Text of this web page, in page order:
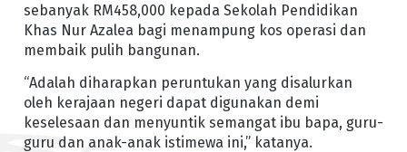
sebanyak RM458,000 kepada Sekolah Pendidikan
Khas Nur Azalea bagi menampung kos operasi dan
membaik pulih bangunan.
“Adalah diharapkan peruntukan yang disalurkan
oleh kerajaan negeri dapat digunakan demi
keselesaan dan menyuntik semangat ibu bapa, guru-
guru dan anak-anak istimewa ini,” katanya.